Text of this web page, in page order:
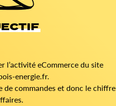
l’activité eCommerce du site
energie.fr.
de commandes et donc le chiffre